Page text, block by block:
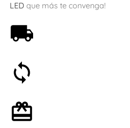
LED que más te convenga!